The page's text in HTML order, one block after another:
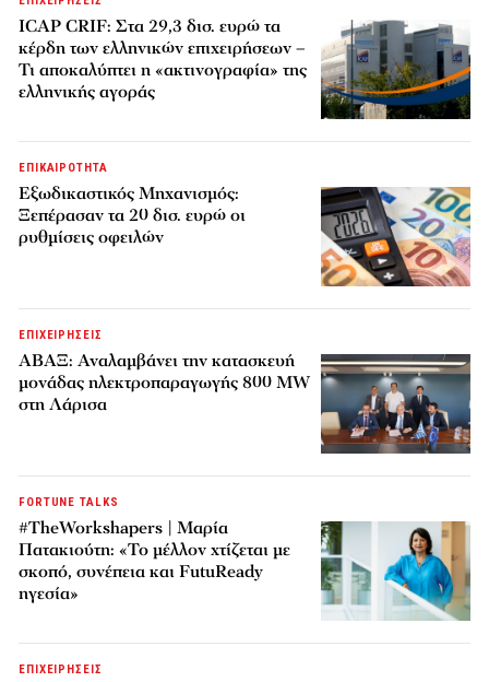
ICAP CRIF: Στα 29,3 δισ. ευρώ τα
κέρδη των ελληνικών επιχειρήσεων –
Τι αποκαλύπτει η «ακτινογραφία» της
ελληνικής αγοράς
ΕΠΙΚΑΙΡΟΤΗΤΑ
Εξωδικαστικός Μηχανισμός:
Ξεπέρασαν τα 20 δισ. ευρώ οι
ρυθμίσεις οφειλών
ΕΠΙΧΕΙΡΗΣΕΙΣ
ΑΒΑΞ: Αναλαμβάνει την κατασκευή
μονάδας ηλεκτροπαραγωγής 800 MW
στη Λάρισα
FORTUNE TALKS
#TheWorkshapers | Μαρία
Πατακιούτη: «Το μέλλον χτίζεται με
σκοπό, συνέπεια και FutuReady
ηγεσία»
ΕΠΙΧΕΙΡΗΣΕΙΣ